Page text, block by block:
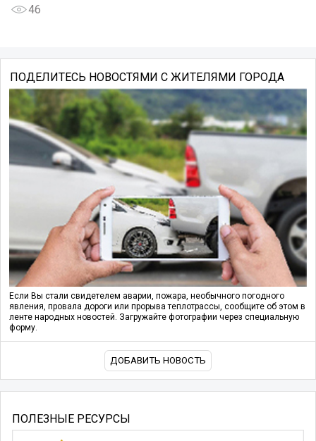
46
ПОДЕЛИТЕСЬ НОВОСТЯМИ С ЖИТЕЛЯМИ ГОРОДА
Если Вы стали свидетелем аварии, пожара, необычного погодного
явления, провала дороги или прорыва теплотрассы, сообщите об этом в
ленте народных новостей. Загружайте фотографии через специальную
форму.
ДОБАВИТЬ НОВОСТЬ
ПОЛЕЗНЫЕ РЕСУРСЫ